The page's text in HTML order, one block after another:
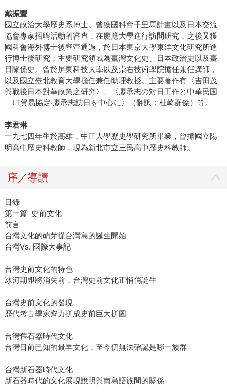
戴振豐
國立政治大學歷史系博士。曾獲國科會千里馬計畫以及日本交流
協會專家招聘活動的審查，在慶應大學進行訪問研究，之後又獲
國科會海外博士後審查通過，於日本東京大學東洋文化研究所進
行博士後研究，主要研究領域為臺灣文化史、日本政治史以及臺
日關係史。曾於屏東科技大學以及崇右技術學院擔任兼任講師，
以及國立臺北教育大學擔任兼任助理教授。主要著作有〈吉田茂
與戰後日本對華政策之研究〉、〈廖承志の対日工作と中華民国
―LT貿易協定‧廖承志訪日を中心に〉（翻訳：杜崎群傑）等。
李君琳
一九七四年生於高雄，中正大學歷史學研究所畢業，曾擔國立陽
明高中歷史科教師，現為新北市立三民高中歷史科教師。
序／導讀
目錄
第一篇 史前文化
前言
台灣文化的萌芽從台灣島的誕生開始
台灣Vs. 國際大事記
台灣史前文化的特色
冰河期即將消失前，台灣史前文化正悄悄誕生
台灣史前文化的發現
歷代考古學家齊力拼成史前巨大拼圖
台灣舊石器時代文化
台灣目前已知的最早文化，至今仍無法確認是哪一族群
台灣新石器時代文化
新石器時代的文化展現說明與南島語族間的關係